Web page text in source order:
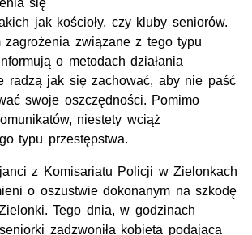
się
jak kościoły, czy kluby seniorów.
zagrożenia związane z tego typu
o metodach działania
radzą jak się zachować, aby nie paść
swoje oszczędności. Pomimo
niestety wciąż
typu przestępstwa.
z Komisariatu Policji w Zielonkach
o oszustwie dokonanym na szkodę
Tego dnia, w godzinach
zadzwoniła kobieta podająca